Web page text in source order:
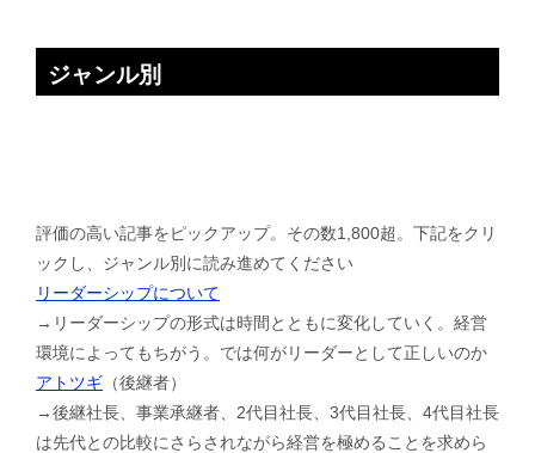
ジャンル別
評価の高い記事をピックアップ。その数1,800超。下記をクリ
ックし、ジャンル別に読み進めてください
リーダーシップについて
→リーダーシップの形式は時間とともに変化していく。経営
環境によってもちがう。では何がリーダーとして正しいのか
アトツギ （後継者）
→後継社長、事業承継者、2代目社長、3代目社長、4代目社長
は先代との比較にさらされながら経営を極めることを求めら